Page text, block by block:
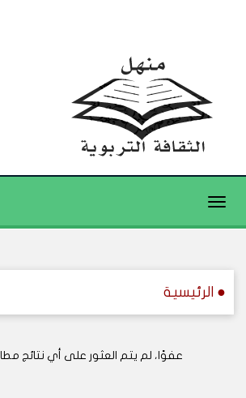
Toggle
● الرئيسية
عفوًا، لم يتم العثور على أي نتائج